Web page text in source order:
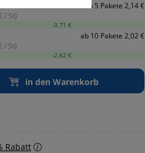
ab 5 Pakete 2,14 €
/ St)
-0,71 €
ab 10 Pakete 2,02 €
/ St)
-2,62 €
in den Warenkorb
Rabatt